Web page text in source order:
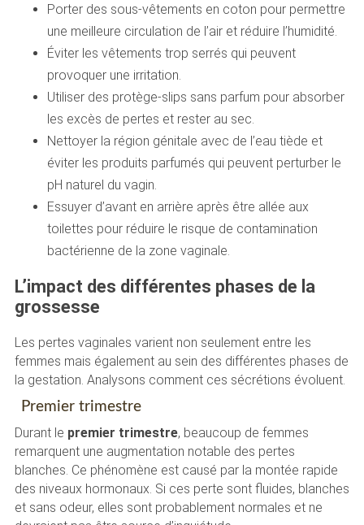
Porter des sous-vêtements en coton pour permettre
une meilleure circulation de l’air et réduire l’humidité.
Éviter les vêtements trop serrés qui peuvent
provoquer une irritation.
Utiliser des protège-slips sans parfum pour absorber
les excès de pertes et rester au sec.
Nettoyer la région génitale avec de l’eau tiède et
éviter les produits parfumés qui peuvent perturber le
pH naturel du vagin.
Essuyer d’avant en arrière après être allée aux
toilettes pour réduire le risque de contamination
bactérienne de la zone vaginale.
L’impact des différentes phases de la
grossesse
Les pertes vaginales varient non seulement entre les
femmes mais également au sein des différentes phases de
la gestation. Analysons comment ces sécrétions évoluent.
Premier trimestre
Durant le premier trimestre, beaucoup de femmes
remarquent une augmentation notable des pertes
blanches. Ce phénomène est causé par la montée rapide
des niveaux hormonaux. Si ces perte sont fluides, blanches
et sans odeur, elles sont probablement normales et ne